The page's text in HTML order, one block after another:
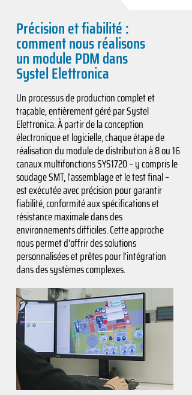
Précision et fiabilité :
comment nous réalisons
un module PDM dans
Systel Elettronica
Un processus de production complet et
traçable, entièrement géré par Systel
Elettronica. À partir de la conception
électronique et logicielle, chaque étape de
réalisation du module de distribution à 8 ou 16
canaux multifonctions SYS1720 – y compris le
soudage SMT, l'assemblage et le test final –
est exécutée avec précision pour garantir
fiabilité, conformité aux spécifications et
résistance maximale dans des
environnements difficiles. Cette approche
nous permet d'offrir des solutions
personnalisées et prêtes pour l'intégration
dans des systèmes complexes.